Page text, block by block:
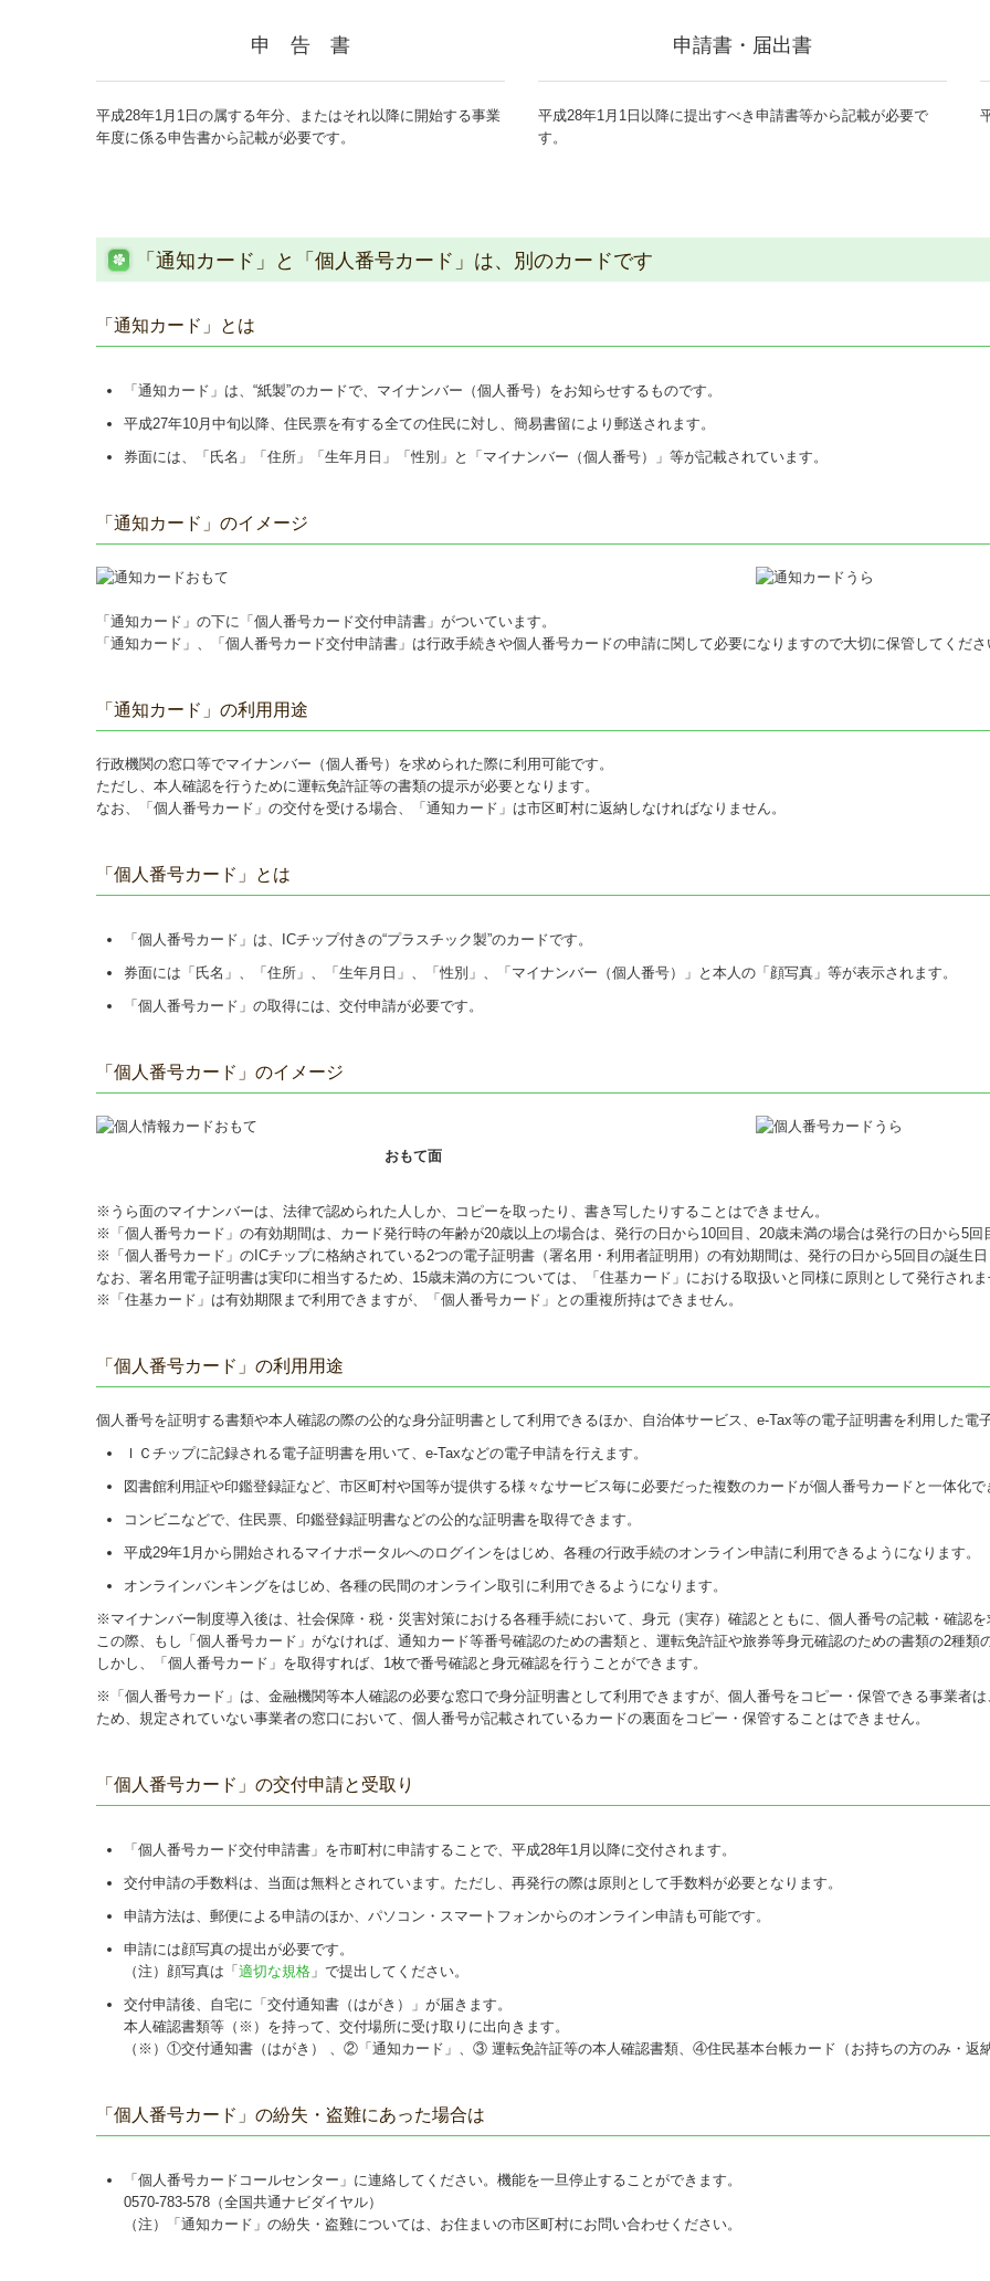
申 告 書
平成28年1月1日の属する年分、またはそれ以降に開始する事業
年度に係る申告書から記載が必要です。
申請書・届出書
平成28年1月1日以降に提出すべき申請書等から記載が必要で
す。
「通知カード」と「個人番号カード」は、別のカードです
「通知カード」とは
「通知カード」は、“紙製”のカードで、マイナンバー（個人番号）をお知らせするものです。
平成27年10月中旬以降、住民票を有する全ての住民に対し、簡易書留により郵送されます。
券面には、「氏名」「住所」「生年月日」「性別」と「マイナンバー（個人番号）」等が記載されています。
「通知カード」のイメージ
「通知カード」の下に「個人番号カード交付申請書」がついています。
「通知カード」、「個人番号カード交付申請書」は行政手続きや個人番号カードの申請に関して必要になりますので大切に保管してくださ
「通知カード」の利用用途
行政機関の窓口等でマイナンバー（個人番号）を求められた際に利用可能です。
ただし、本人確認を行うために運転免許証等の書類の提示が必要となります。
なお、「個人番号カード」の交付を受ける場合、「通知カード」は市区町村に返納しなければなりません。
「個人番号カード」とは
「個人番号カード」は、ICチップ付きの“プラスチック製”のカードです。
券面には「氏名」、「住所」、「生年月日」、「性別」、「マイナンバー（個人番号）」と本人の「顔写真」等が表示されます。
「個人番号カード」の取得には、交付申請が必要です。
「個人番号カード」のイメージ
おもて面
※うら面のマイナンバーは、法律で認められた人しか、コピーを取ったり、書き写したりすることはできません。
※「個人番号カード」の有効期間は、カード発行時の年齢が20歳以上の場合は、発行の日から10回目、20歳未満の場合は発行の日から5回
※「個人番号カード」のICチップに格納されている2つの電子証明書（署名用・利用者証明用）の有効期間は、発行の日から5回目の誕生
なお、署名用電子証明書は実印に相当するため、15歳未満の方については、「住基カード」における取扱いと同様に原則として発行され
※「住基カード」は有効期限まで利用できますが、「個人番号カード」との重複所持はできません。
「個人番号カード」の利用用途
個人番号を証明する書類や本人確認の際の公的な身分証明書として利用できるほか、自治体サービス、e-Tax等の電子証明書を利用した
ＩＣチップに記録される電子証明書を用いて、e-Taxなどの電子申請を行えます。
図書館利用証や印鑑登録証など、市区町村や国等が提供する様々なサービス毎に必要だった複数のカードが個人番号カードと一体化
コンビニなどで、住民票、印鑑登録証明書などの公的な証明書を取得できます。
平成29年1月から開始されるマイナポータルへのログインをはじめ、各種の行政手続のオンライン申請に利用できるようになります。
オンラインバンキングをはじめ、各種の民間のオンライン取引に利用できるようになります。
※マイナンバー制度導入後は、社会保障・税・災害対策における各種手続において、身元（実存）確認とともに、個人番号の記載・確認
この際、もし「個人番号カード」がなければ、通知カード等番号確認のための書類と、運転免許証や旅券等身元確認のための書類の2種類
しかし、「個人番号カード」を取得すれば、1枚で番号確認と身元確認を行うことができます。
※「個人番号カード」は、金融機関等本人確認の必要な窓口で身分証明書として利用できますが、個人番号をコピー・保管できる事業者
ため、規定されていない事業者の窓口において、個人番号が記載されているカードの裏面をコピー・保管することはできません。
「個人番号カード」の交付申請と受取り
「個人番号カード交付申請書」を市町村に申請することで、平成28年1月以降に交付されます。
交付申請の手数料は、当面は無料とされています。ただし、再発行の際は原則として手数料が必要となります。
申請方法は、郵便による申請のほか、パソコン・スマートフォンからのオンライン申請も可能です。
申請には顔写真の提出が必要です。
（注）顔写真は「適切な規格 」で提出してください。
交付申請後、自宅に「交付通知書（はがき）」が届きます。
本人確認書類等（※）を持って、交付場所に受け取りに出向きます。
（※）①交付通知書（はがき） 、②「通知カード」、③ 運転免許証等の本人確認書類、④住民基本台帳カード（お持ちの方のみ・返
「個人番号カード」の紛失・盗難にあった場合は
「個人番号カードコールセンター」に連絡してください。機能を一旦停止することができます。
0570-783-578 （全国共通ナビダイヤル）
（注）「通知カード」の紛失・盗難については、お住まいの市区町村にお問い合わせください。